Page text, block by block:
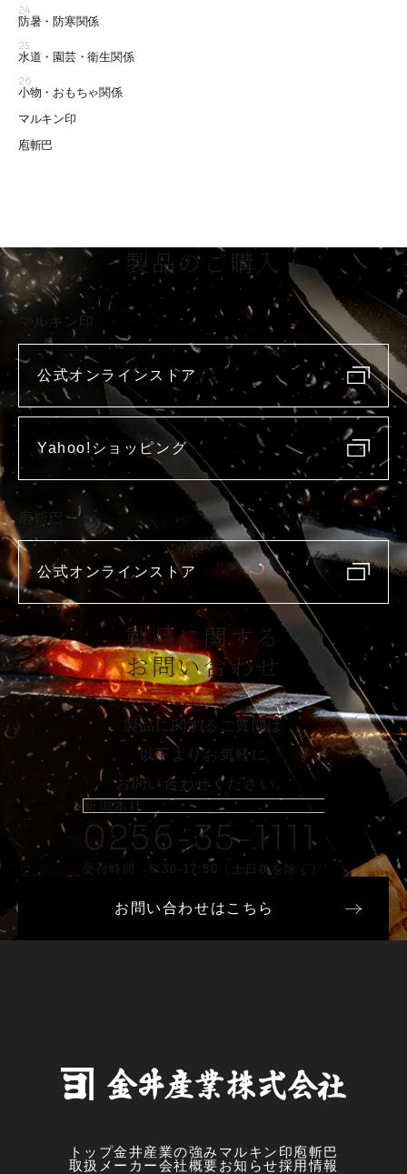
24
防暑・防寒関係
25
水道・園芸・衛生関係
26
小物・おもちゃ関係
マルキン印
庖斬巴
製品のご購入
マルキン印
公式オンラインストア
Yahoo!ショッピング
庖斬巴
公式オンラインストア
製品に関する
お問い合わせ
製品に関するご質問は
以下よりお気軽に
お問い合わせください。
新潟本社
0256-35-1111
受付時間 8:30-17:30（土日祝を除く）
お問い合わせはこちら
トップ金井産業の強み マルキン印 庖斬巴
取扱メーカー会社概要お知らせ採用情報